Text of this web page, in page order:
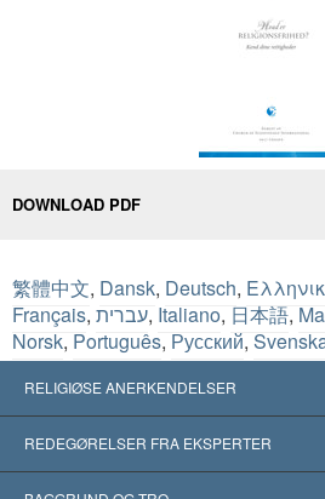
DOWNLOAD PDF
繁體中文, Dansk, Deutsch,
Français, עברית, Italiano, 日本語,
Norsk, Português, Русский,
RELIGIØSE ANERKENDELSER
USA
Anerkendelser fra hele verden
REDEGØRELSER FRA EKSPERTER